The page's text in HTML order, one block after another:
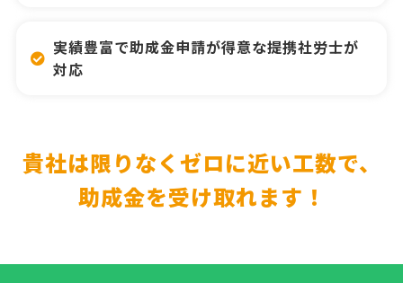
実績豊富で助成金申請が得意な提携社労士が
対応
貴社は限りなくゼロに近い工数で、
助成金を受け取れます！